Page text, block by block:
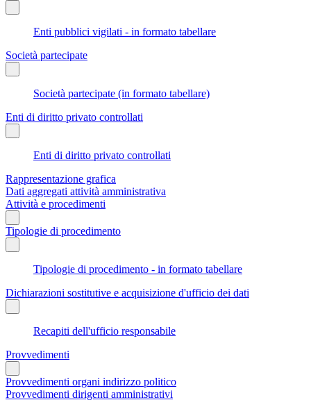
Enti pubblici vigilati - in formato tabellare
Società partecipate
Società partecipate (in formato tabellare)
Enti di diritto privato controllati
Enti di diritto privato controllati
Rappresentazione grafica
Dati aggregati attività amministrativa
Attività e procedimenti
Tipologie di procedimento
Tipologie di procedimento - in formato tabellare
Dichiarazioni sostitutive e acquisizione d'ufficio dei dati
Recapiti dell'ufficio responsabile
Provvedimenti
Provvedimenti organi indirizzo politico
Provvedimenti dirigenti amministrativi